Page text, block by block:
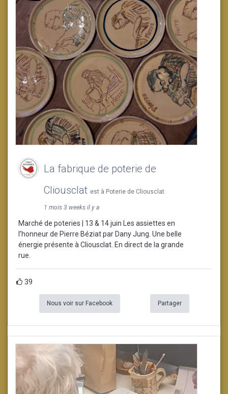
La fabrique de poterie de
Cliousclat est à Poterie de Cliousclat.
1 mois 3 weeks il y a
Marché de poteries | 13 & 14 juin Les assiettes en
l’honneur de Pierre Béziat par Dany Jung. Une belle
énergie présente à Cliousclat. En direct de la grande
rue.
39
Nous voir sur Facebook Partager